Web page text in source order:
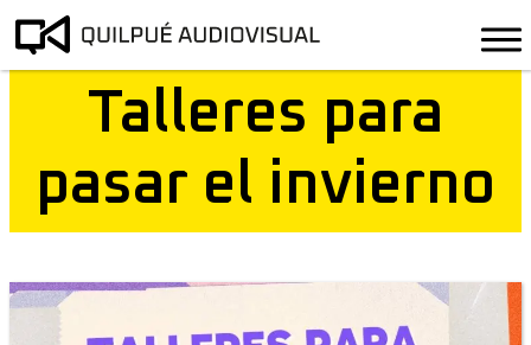
Talleres para
pasar el invierno